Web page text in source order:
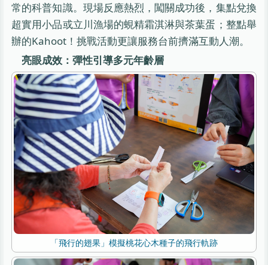
常的科普知識。現場反應熱烈，闖關成功後，集點兌換
超實用小品或立川漁場的蜆精霜淇淋與茶葉蛋；整點舉
辦的Kahoot！挑戰活動更讓服務台前擠滿互動人潮。
亮眼成效：彈性引導多元年齡層
「飛行的翅果」模擬桃花心木種子的飛行軌跡